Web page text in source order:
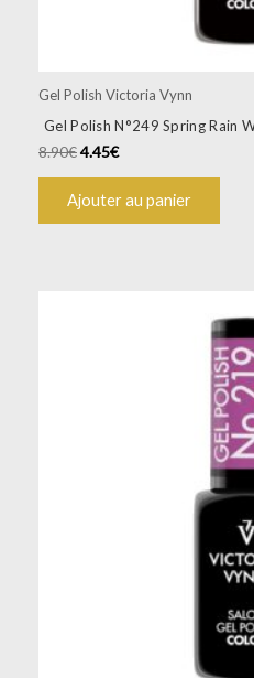
Gel Polish Victoria Vynn
Gel Polish N°249 Spring Rain
8.90€4.45€
Ajouter au panier